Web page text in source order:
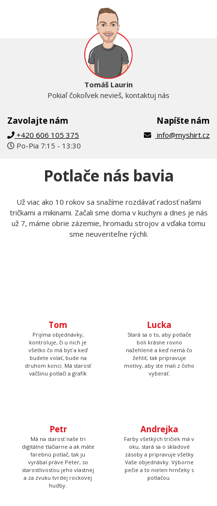
Zavolajte nám
+420 606 105 375
Po-Pia 7:15 - 13:30
Tomáš Laurin
Pokiaľ čokoľvek nevieš, kontaktuj nás
Napíšte nám
info@myshirt.cz
Potlače nás bavia
Už viac ako 10 rokov sa snažíme rozdávať radosť našimi
tričkami a mikinami. Začali sme doma v kuchyni a dnes je nás
už 7, máme obrie zázemie, hromadu strojov a vďaka tomu
sme neuveriteľne rýchli.
všetko čo má byť a keď
budete volať, bude na
druhom konci. Má starosť
väčšinu potlačí a grafík
nažehlené a keď nemá čo
žehliť, tak pripravuje
motívy, aby ste mali z čoho
vyberať.
Petr
a za zvuku tvrdej rockovej
hudby.
Andrejka
potlačou.
Tadeáš
Má na starosť prípravu
textilu pred tlačou a
následné priradenie
Martina
Tá to nakoniec všetko
skontroluje, zabalí, prilepí